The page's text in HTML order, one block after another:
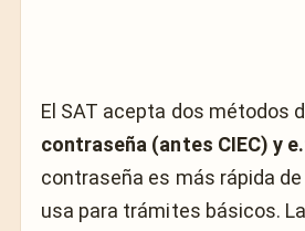
El SAT acepta dos métodos
contraseña (antes CIEC) y
contraseña es más rápida
usa para trámites básicos.